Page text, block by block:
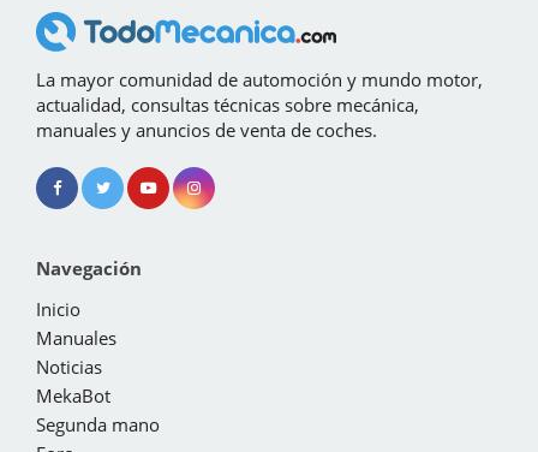
La mayor comunidad de automoción y mundo motor,
actualidad, consultas técnicas sobre mecánica,
manuales y anuncios de venta de coches.
Navegación
Inicio
Manuales
Noticias
MekaBot
Segunda mano